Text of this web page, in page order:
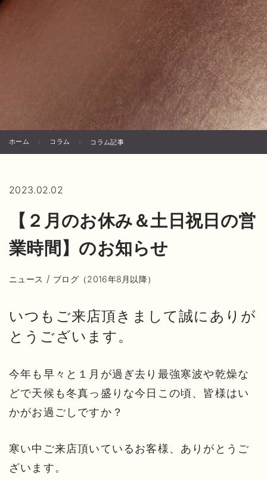
ホーム コラム コラム記事
2023.02.02
【２月のお休み＆土日祝日の営
業時間】のお知らせ
ニュース / ブログ（2016年8月以降）
いつもご来店頂きまして誠にありが
とうございます。
今年も早々と１月が過ぎ去り最強寒波や乾燥な
どで天候も冬真っ盛りな今日この頃、皆様はい
かがお過ごしですか？
寒い中ご来店頂いているお客様、ありがとうご
ざいます。